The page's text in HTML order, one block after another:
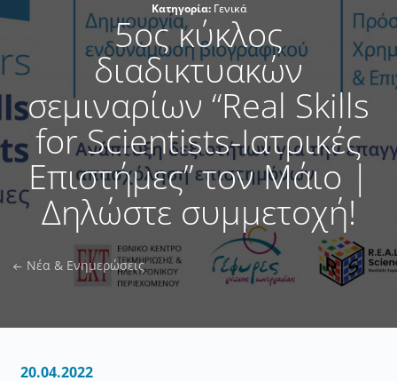
Κατηγορία:Γενικά
5oς κύκλος
διαδικτυακών
σεμιναρίων “Real Skills
for Scientists-Ιατρικές
Επιστήμες” τον Μάιο |
Δηλώστε συμμετοχή!
Νέα & Ενημερώσεις
20.04.2022